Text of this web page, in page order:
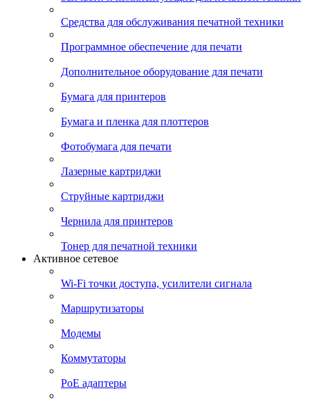
Средства для обслуживания печатной техники
Программное обеспечение для печати
Дополнительное оборудование для печати
Бумага для принтеров
Бумага и пленка для плоттеров
Фотобумага для печати
Лазерные картриджи
Струйные картриджи
Чернила для принтеров
Тонер для печатной техники
Активное сетевое
Wi-Fi точки доступа, усилители сигнала
Маршрутизаторы
Модемы
Коммутаторы
PoE адаптеры